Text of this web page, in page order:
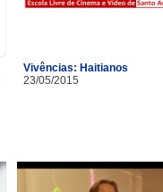
Vivências: Haitianos
23/05/2015